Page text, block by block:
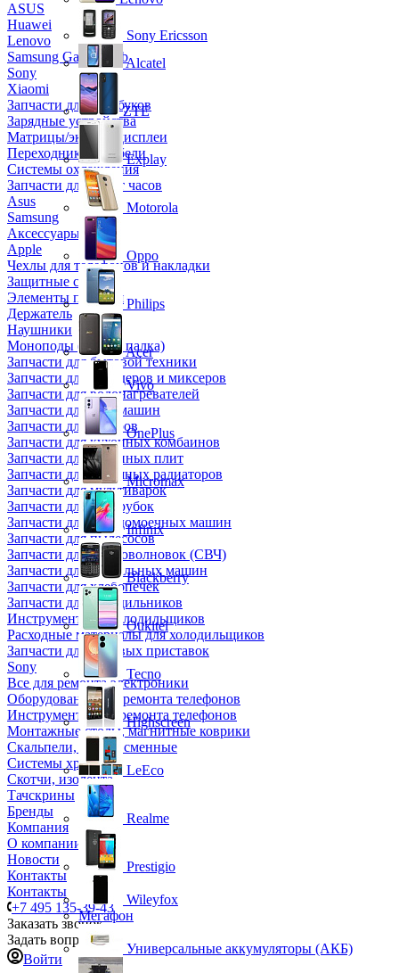
ASUS
Huawei
Lenovo
Samsung Galaxy Tab
Sony
Xiaomi
Запчасти для ноутбуков
Зарядные устройства
Матрицы/экраны/дисплеи
Переходники и кабели
Системы охлаждения
Запчасти для смарт часов
Asus
Samsung
Аксессуары
Apple
Чехлы для телефонов и накладки
Защитные стекла
Элементы питания
Держатель
Наушники
Моноподы (Селфи палка)
Запчасти для бытовой техники
Запчасти для блендеров и миксеров
Запчасти для водонагревателей
Запчасти для кофемашин
Запчасти для кулеров
Запчасти для кухонных комбаинов
Запчасти для кухонных плит
Запчасти для масляных радиаторов
Запчасти для мультиварок
Запчасти для мясорубок
Запчасти для посудомоечных машин
Запчасти для пылесосов
Запчасти для микроволновок (СВЧ)
Запчасти для стиральных машин
Запчасти для хлебопечек
Запчасти для холодильников
Инструмент для холодильщиков
Расходные материалы для холодильщиков
Запчасти для игровых приставок
Sony
Все для ремонта электроники
Оборудование для ремонта телефонов
Инструменты для ремонта телефонов
Монтажные столы, магнитные коврики
Скальпели, лезвия сменные
Системы хранения
Скотчи, изолента
Тачскрины
Бренды
Компания
О компании
Новости
Контакты
Контакты
+7 495 135-39-43
Заказать звонок
Задать вопрос
Войти
Sony Ericsson
Alcatel
ZTE
Explay
Motorola
Oppo
Philips
Acer
Vivo
OnePlus
Micromax
Infinix
Blackberry
Oukitel
Tecno
Highscreen
LeEco
Realme
Prestigio
Wileyfox
Мегафон
Универсальные аккумуляторы (АКБ)